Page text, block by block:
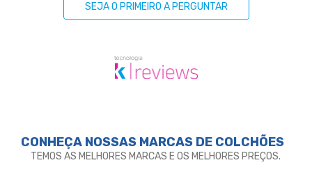
SEJA O PRIMEIRO A PERGUNTAR
CONHEÇA NOSSAS MARCAS DE COLCHÕES
TEMOS AS MELHORES MARCAS E OS MELHORES PREÇOS.